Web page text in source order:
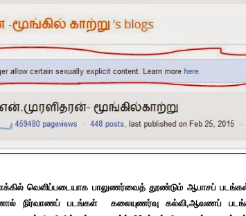
வெளிப்படையாக பாலுணர்வைத் தூண்டும் ஆபாசப்
நிர்வாணப் படங்கள் கலையுணர்வு கல்வி,ஆவணப்